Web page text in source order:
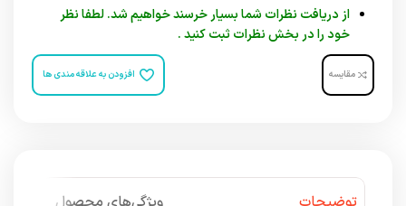
از دریافت نظرات شما بسیار خرسند خواهیم شد. لطفا نظر
خود را در بخش نظرات ثبت کنید .
مقایسه افزودن به علاقه مندی ها